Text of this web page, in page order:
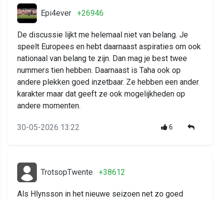
Epi4ever +26946
De discussie lijkt me helemaal niet van belang. Je
speelt Europees en hebt daarnaast aspiraties om ook
nationaal van belang te zijn. Dan mag je best twee
nummers tien hebben. Daarnaast is Taha ook op
andere plekken goed inzetbaar. Ze hebben een ander
karakter maar dat geeft ze ook mogelijkheden op
andere momenten.
30-05-2026 13:22 6
TrotsopTwente +38612
Als Hlynsson in het nieuwe seizoen net zo goed